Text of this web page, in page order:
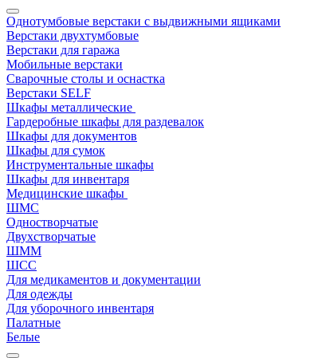
Однотумбовые верстаки с выдвижными ящиками
Верстаки двухтумбовые
Верстаки для гаража
Мобильные верстаки
Сварочные столы и оснастка
Верстаки SELF
Шкафы металлические
Гардеробные шкафы для раздевалок
Шкафы для документов
Шкафы для сумок
Инструментальные шкафы
Шкафы для инвентаря
Медицинские шкафы
ШМС
Одностворчатые
Двухстворчатые
ШММ
ШСС
Для медикаментов и документации
Для одежды
Для уборочного инвентаря
Палатные
Белые